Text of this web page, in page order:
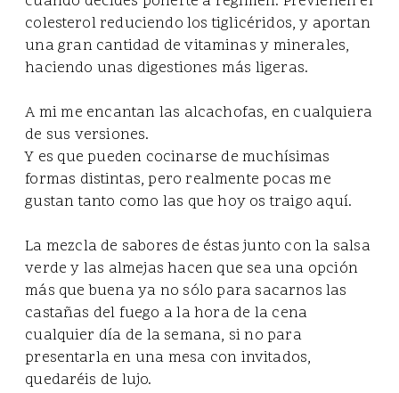
colesterol reduciendo los tiglicéridos, y aportan
una gran cantidad de vitaminas y minerales,
haciendo unas digestiones más ligeras.
A mi me encantan las alcachofas, en cualquiera
de sus versiones.
Y es que pueden cocinarse de muchísimas
formas distintas, pero realmente pocas me
gustan tanto como las que hoy os traigo aquí.
La mezcla de sabores de éstas junto con la salsa
verde y las almejas hacen que sea una opción
más que buena ya no sólo para sacarnos las
castañas del fuego a la hora de la cena
cualquier día de la semana, si no para
presentarla en una mesa con invitados,
quedaréis de lujo.